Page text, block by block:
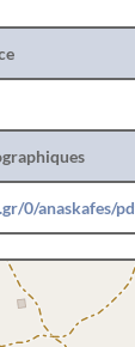
0/anaskafes/